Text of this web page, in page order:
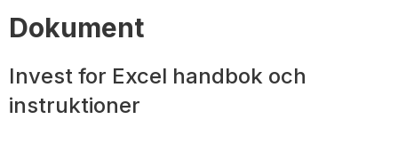
Dokument
Invest for Excel handbok och
instruktioner